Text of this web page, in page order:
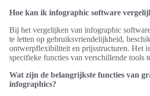
Hoe kan ik infographic software
Bij het vergelijken van infographic
te letten op gebruiksvriendelijkheid,
ontwerpflexibiliteit en prijsstructuren. Het
specifieke functies van verschillende tools
Wat zijn de belangrijkste functies van
infographics?